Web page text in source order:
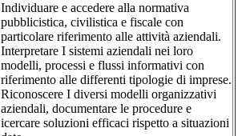
Individuare e accedere alla normativa
pubblicistica, civilistica e fiscale con
particolare riferimento alle attività aziendali.
Interpretare I sistemi aziendali nei loro
modelli, processi e flussi informativi con
riferimento alle differenti tipologie di imprese.
Riconoscere I diversi modelli organizzativi
aziendali, documentare le procedure e
icercare soluzioni efficaci rispetto a situazioni